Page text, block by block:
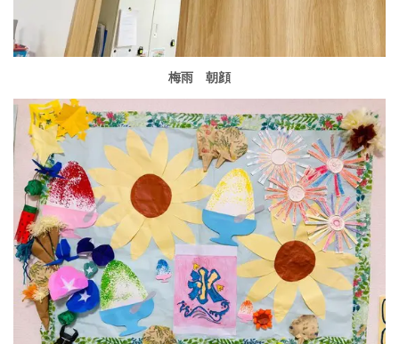
梅雨 朝顔